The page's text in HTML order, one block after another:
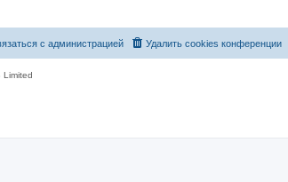
Удалить cookies конференции
с администрацией
Limited